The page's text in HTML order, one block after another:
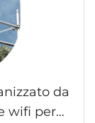
da
wifi per